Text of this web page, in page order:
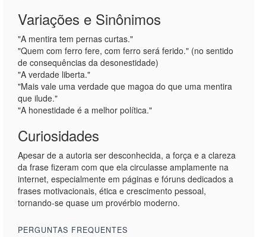
Variações e Sinônimos
"A mentira tem pernas curtas."
"Quem com ferro fere, com ferro será ferido." (no sentido
de consequências da desonestidade)
"A verdade liberta."
"Mais vale uma verdade que magoa do que uma mentira
que ilude."
"A honestidade é a melhor política."
Curiosidades
Apesar de a autoria ser desconhecida, a força e a clareza
da frase fizeram com que ela circulasse amplamente na
internet, especialmente em páginas e fóruns dedicados a
frases motivacionais, ética e crescimento pessoal,
tornando-se quase um provérbio moderno.
PERGUNTAS FREQUENTES